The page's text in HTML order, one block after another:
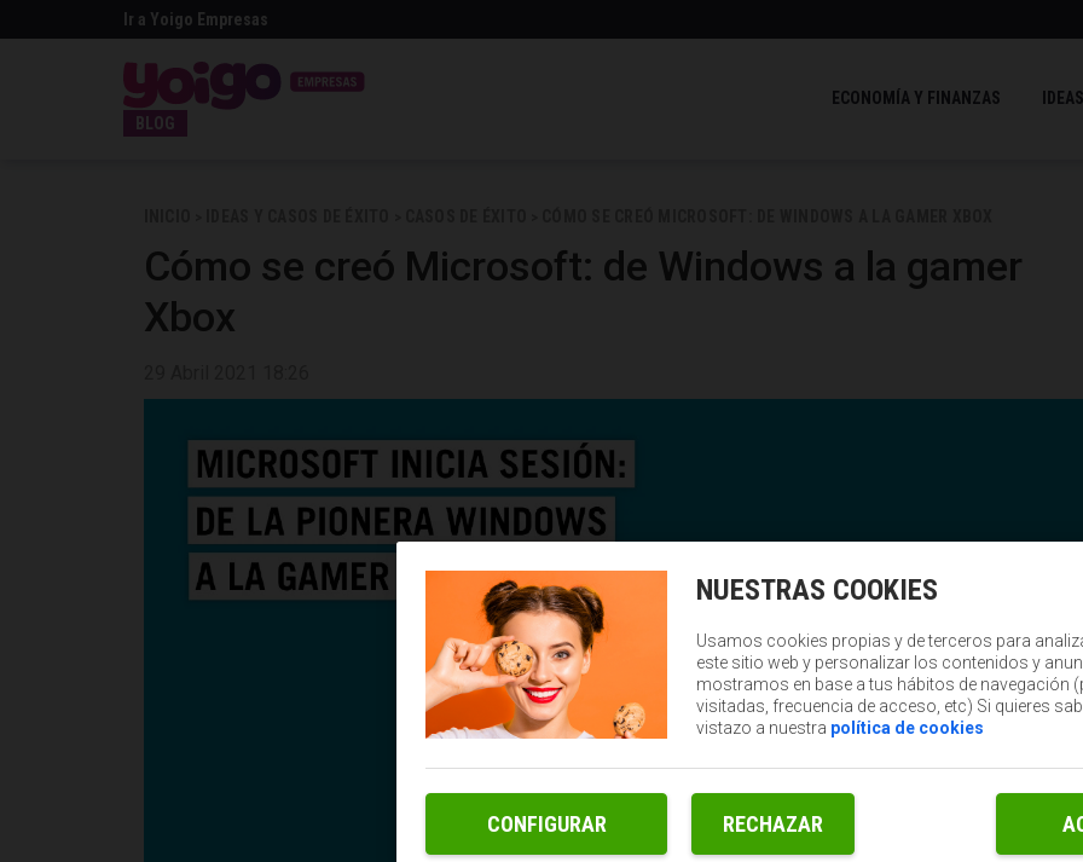
Ir a Yoigo Empresas
BLOG
ECONOMÍA Y FINANZAS
Cómo se creó Microsoft: de Windows a la gamer
Xbox
NUESTRAS COOKIES
Usamos cookies propias y de terceros para
este sitio web y personalizar los contenidos y
mostramos en base a tus hábitos de navegación
visitadas, frecuencia de acceso, etc) Si quieres
vistazo a nuestra política de cookies
RECHAZAR
CONFIGURAR